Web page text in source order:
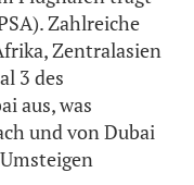
Zahlreiche
Zentralasien
3 des
aus, was
und von Dubai